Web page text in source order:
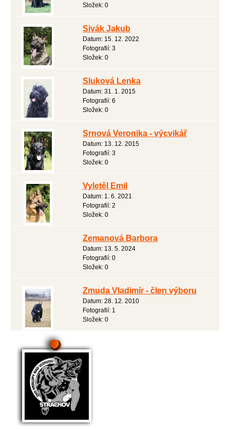
Složek: 0
Sivák Jakub
Datum: 15. 12. 2022
Fotografií: 3
Složek: 0
Sluková Lenka
Datum: 31. 1. 2015
Fotografií: 6
Složek: 0
Srnová Veronika - výcvikář
Datum: 13. 12. 2015
Fotografií: 3
Složek: 0
Vyletěl Emil
Datum: 1. 6. 2021
Fotografií: 2
Složek: 0
Zemanová Barbora
Datum: 13. 5. 2024
Fotografií: 0
Složek: 0
Zmuda Vladimír - člen výboru
Datum: 28. 12. 2010
Fotografií: 1
Složek: 0